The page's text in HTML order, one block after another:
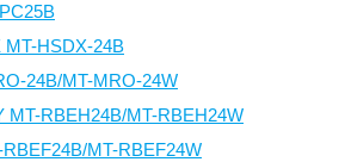
MT-HSDX-24B
24B/MT-MRO-24W
MT-RBEH24B/MT-RBEH24W
MT-RBEF24W